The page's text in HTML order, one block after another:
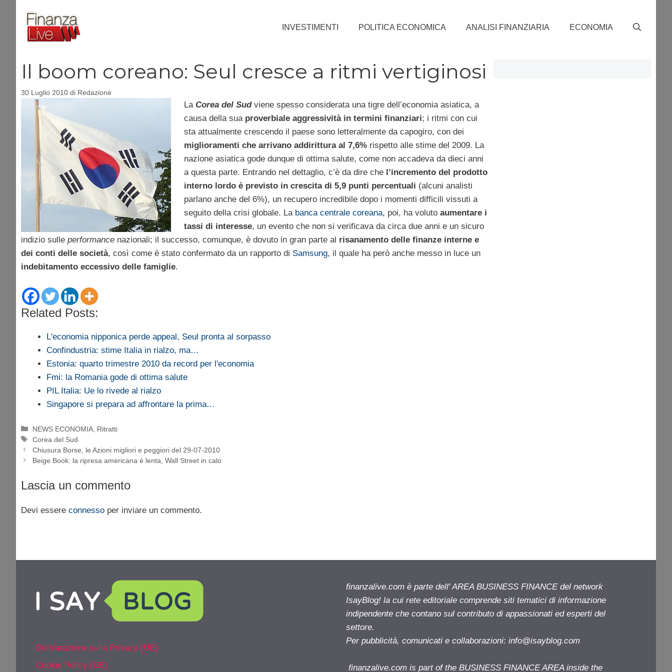
contenuto
INVESTIMENTI POLITICA ECONOMICA ANALISI FINANZIARIA ECONOMIA
Il boom coreano: Seul cresce a ritmi vertiginosi
30 Luglio 2010 di Redazione
La Corea del Sudviene spesso considerata una tigre dell’economia asiatica, a
causa della sua proverbiale aggressività in termini finanziari; i ritmi con cui
sta attualmente crescendo il paese sono letteralmente da capogiro, con dei
miglioramenti che arrivano addirittura al 7,6%rispetto alle stime del 2009. La
nazione asiatica gode dunque di ottima salute, come non accadeva da dieci anni
a questa parte. Entrando nel dettaglio, c’è da dire che l’incremento del prodotto
interno lordo è previsto in crescita di 5,9 punti percentuali (alcuni analisti
parlano anche del 6%), un recupero incredibile dopo i momenti difficili vissuti a
seguito della crisi globale. La banca centrale coreana, poi, ha voluto aumentare i
tassi di interesse, un evento che non si verificava da circa due anni e un sicuro
indizio sulle performance nazionali; il successo, comunque, è dovuto in gran parte al risanamento delle finanze interne e
dei conti delle società, così come è stato confermato da un rapporto di Samsung, il quale ha però anche messo in luce un
indebitamento eccessivo delle famiglie.
Related Posts:
L'economia nipponica perde appeal, Seul pronta al sorpasso
Confindustria: stime Italia in rialzo, ma…
Estonia: quarto trimestre 2010 da record per l'economia
Fmi: la Romania gode di ottima salute
PIL Italia: Ue lo rivede al rialzo
Singapore si prepara ad affrontare la prima…
Categorie
NEWS ECONOMIA Ritratti
Tag
Corea del Sud
Chiusura Borse, le Azioni migliori e peggiori del 29-07-2010
Beige Book: la ripresa americana è lenta, Wall Street in calo
Lascia un commento
Devi essere connesso per inviare un commento.
Dichiarazione sulla Privacy (UE)
Cookie Policy (UE)
finanzalive.com è parte dell' AREA BUSINESS FINANCE del network
IsayBlog! la cui rete editoriale comprende siti tematici di informazione
indipendente che contano sul contributo di appassionati ed esperti del
settore.
Per pubblicità, comunicati e collaborazioni: info@isayblog.com
finanzalive.com is part of the BUSINESS FINANCE AREA inside the